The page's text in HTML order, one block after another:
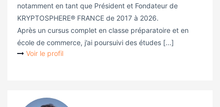
notamment en tant que Président et Fondateur de
KRYPTOSPHERE® FRANCE de 2017 à 2026.
Après un cursus complet en classe préparatoire et en
école de commerce, j’ai poursuivi des études [...]
Voir le profil